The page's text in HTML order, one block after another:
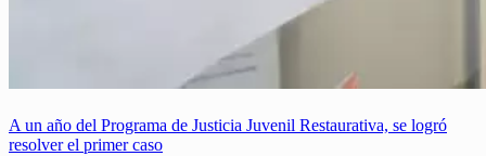
A un año del Programa de Justicia Juvenil Restaurativa, se logró
resolver el primer caso